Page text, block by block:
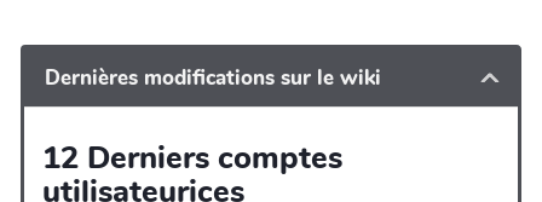
Dernières modifications sur le wiki
12 Derniers comptes
utilisateurices